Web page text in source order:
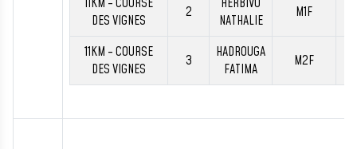
DES VIGNES
2
NATHALIE
M1F
11KM - COURSE
DES VIGNES
3
HADROUGA
FATIMA
M2F